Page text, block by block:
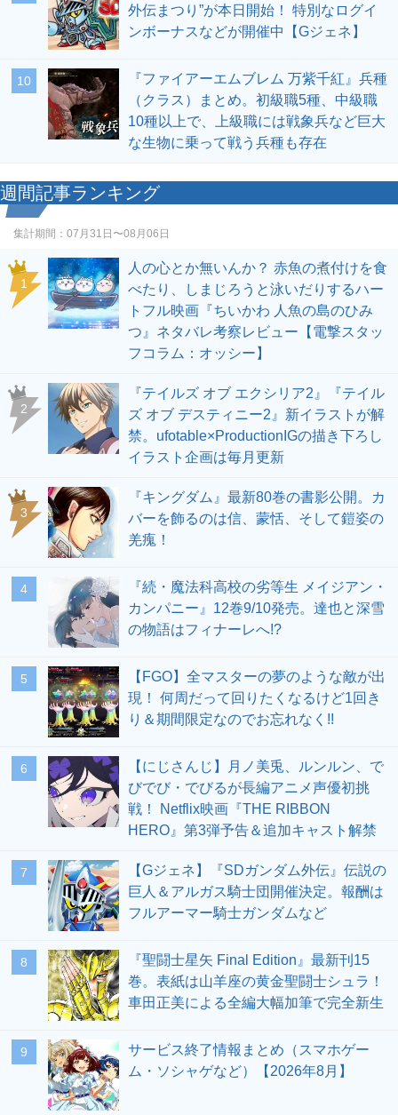
外伝まつり”が本日開始！ 特別なログイ
ンボーナスなどが開催中【Gジェネ】
10
『ファイアーエムブレム 万紫千紅』兵種
（クラス）まとめ。初級職5種、中級職
10種以上で、上級職には戦象兵など巨大
な生物に乗って戦う兵種も存在
週間記事ランキング
集計期間： 07月31日〜08月06日
1
人の心とか無いんか？ 赤魚の煮付けを食
べたり、しまじろうと泳いだりするハー
トフル映画『ちいかわ 人魚の島のひみ
つ』ネタバレ考察レビュー【電撃スタッ
フコラム：オッシー】
2
『テイルズ オブ エクシリア2』『テイル
ズ オブ デスティニー2』新イラストが解
禁。ufotable×ProductionIGの描き下ろし
イラスト企画は毎月更新
3
『キングダム』最新80巻の書影公開。カ
バーを飾るのは信、蒙恬、そして鎧姿の
羌瘣！
4
『続・魔法科高校の劣等生 メイジアン・
カンパニー』12巻9/10発売。達也と深雪
の物語はフィナーレへ!?
5
【FGO】全マスターの夢のような敵が出
現！ 何周だって回りたくなるけど1回き
り＆期間限定なのでお忘れなく!!
6
【にじさんじ】月ノ美兎、ルンルン、で
びでび・でびるが長編アニメ声優初挑
戦！ Netflix映画『THE RIBBON
HERO』第3弾予告＆追加キャスト解禁
7
【Gジェネ】『SDガンダム外伝』伝説の
巨人＆アルガス騎士団開催決定。報酬は
フルアーマー騎士ガンダムなど
8
『聖闘士星矢 Final Edition』最新刊15
巻。表紙は山羊座の黄金聖闘士シュラ！
車田正美による全編大幅加筆で完全新生
9
サービス終了情報まとめ（スマホゲー
ム・ソシャゲなど）【2026年8月】